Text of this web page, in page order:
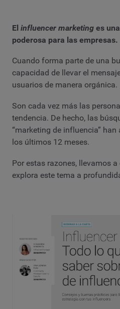
El influencer marketing es
poderosa para las empresas.
Cuando forma parte de una
capacidad de llevar el
usuarios de manera orgánica.
Son cada vez más las
tendencia. De hecho, las
“marketing de influencia”
los últimos 12 meses.
Por estas razones, llevamos
explora este tema a